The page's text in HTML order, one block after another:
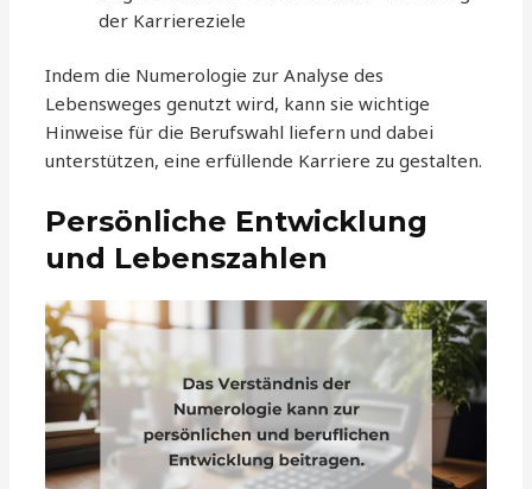
der Karriereziele
Indem die Numerologie zur Analyse des
Lebensweges genutzt wird, kann sie wichtige
Hinweise für die Berufswahl liefern und dabei
unterstützen, eine erfüllende Karriere zu gestalten.
Persönliche Entwicklung
und Lebenszahlen